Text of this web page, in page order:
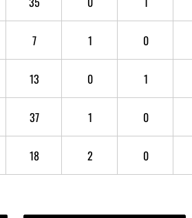
7 1 0
13 0 1
37 1 0
18 2 0